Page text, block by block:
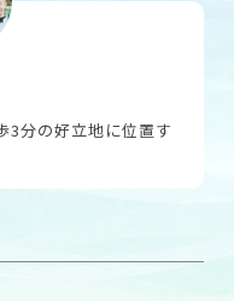
3分の好立地に位置す